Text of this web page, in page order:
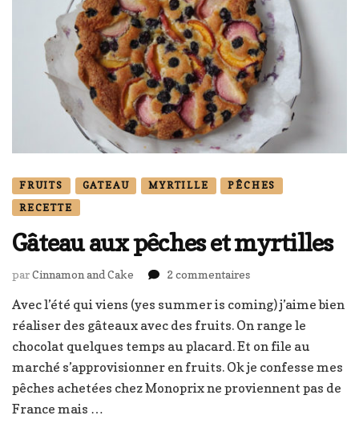
FRUITS GATEAU MYRTILLE
PÊCHES
RECETTE
Gâteau aux pêches et myrtilles
parCinnamon and Cake 2 commentairessur
aux
pêches
Avec l’été qui viens (yes summer is coming) j’aime bien
réaliser des gâteaux avec des fruits. On range le
chocolat quelques temps au placard. Et on file au
marché s’approvisionner en fruits. Ok je confesse mes
pêches achetées chez Monoprix ne proviennent pas de
France mais …